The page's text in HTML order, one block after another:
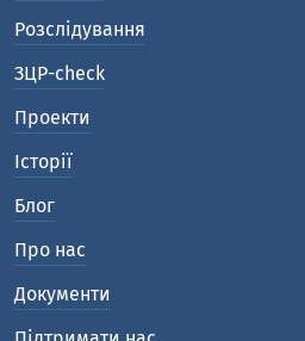
Розслідування
ЗЦР-check
Проекти
Історії
Блог
Про нас
Документи